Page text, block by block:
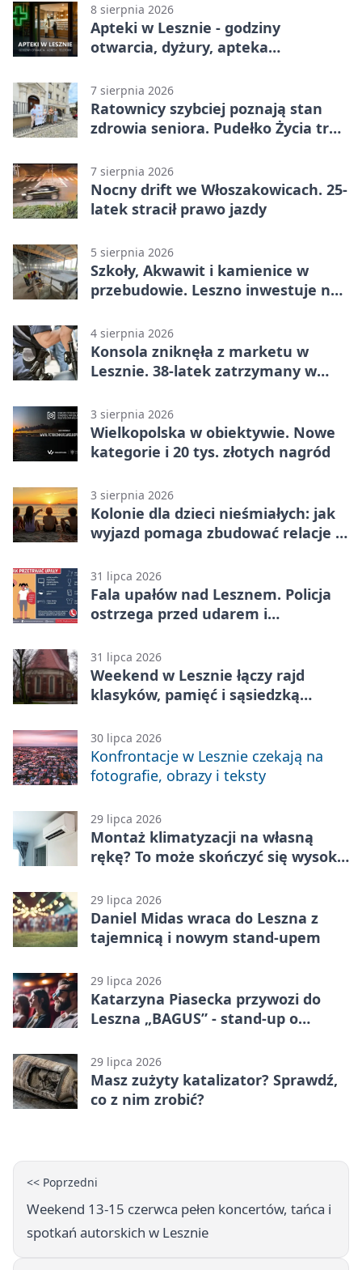
8 sierpnia 2026
Apteki w Lesznie - godziny
otwarcia, dyżury, apteka
7 sierpnia 2026
Ratownicy szybciej poznają stan
zdrowia seniora. Pudełko Życia trafi
7 sierpnia 2026
Nocny drift we Włoszakowicach. 25-
latek stracił prawo jazdy
5 sierpnia 2026
Szkoły, Akwawit i kamienice w
przebudowie. Leszno inwestuje na
4 sierpnia 2026
Konsola zniknęła z marketu w
Lesznie. 38-latek zatrzymany w
3 sierpnia 2026
Wielkopolska w obiektywie. Nowe
kategorie i 20 tys. złotych nagród
3 sierpnia 2026
Kolonie dla dzieci nieśmiałych: jak
wyjazd pomaga zbudować relacje z
31 lipca 2026
Fala upałów nad Lesznem. Policja
ostrzega przed udarem i
31 lipca 2026
Weekend w Lesznie łączy rajd
klasyków, pamięć i sąsiedzką
30 lipca 2026
Konfrontacje w Lesznie czekają na
fotografie, obrazy i teksty
29 lipca 2026
Montaż klimatyzacji na własną
rękę? To może skończyć się wysoką
29 lipca 2026
Daniel Midas wraca do Leszna z
tajemnicą i nowym stand-upem
29 lipca 2026
Katarzyna Piasecka przywozi do
Leszna „BAGUS” - stand-up o
29 lipca 2026
Masz zużyty katalizator? Sprawdź,
co z nim zrobić?
<< Poprzedni
Weekend 13-15 czerwca pełen koncertów, tańca i
spotkań autorskich w Lesznie